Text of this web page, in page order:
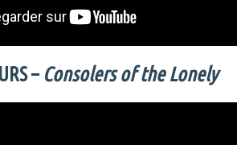
–Consolers of the Lonely